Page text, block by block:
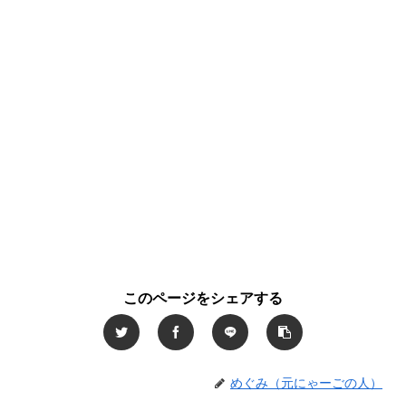
このページをシェアする
めぐみ（元にゃーごの人）